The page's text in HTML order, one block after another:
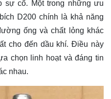
sự cố. Một trong những ưu
D200 chính là khả năng
ống và chất lỏng khác
cho đến dầu khí. Điều này
chọn linh hoạt và đáng tin
nhau.